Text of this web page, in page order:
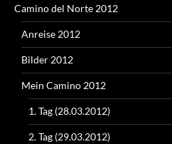
Camino del Norte 2012
Anreise 2012
Bilder 2012
Mein Camino 2012
1. Tag (28.03.2012)
2. Tag (29.03.2012)